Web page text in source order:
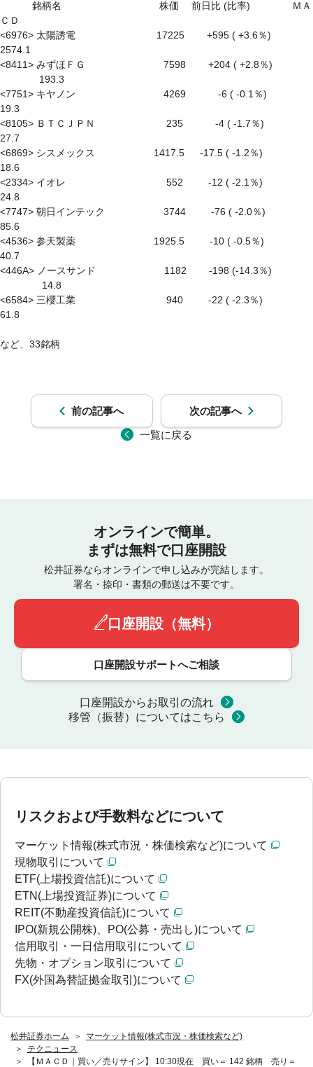
松井証券ホーム
マーケット情報(株式市況・株価検索など)
テクニュース
【ＭＡＣＤ｜買い／売りサイン】 10:30現在 買い＝ 142 銘柄 売り＝
銘柄名　　　　　　　　　　株価　 前日比 (比率)　　　　 ＭＡ
ＣＤ
<6976> 太陽誘電　　　　　　　　 17225　　 +595 ( +3.6％)
2574.1
<8411> みずほＦＧ　　　　　　　　7598　　 +204 ( +2.8％)
193.3
<7751> キヤノン　　　　　　　　　4269　　　 -6 ( -0.1％)
19.3
<8105> ＢＴＣＪＰＮ　　　　　　　 235　　　 -4 ( -1.7％)
27.7
<6869> シスメックス　　　　　　1417.5 　 -17.5 ( -1.2％)
18.6
<2334> イオレ　　　　　　　　　　 552 　　 -12 ( -2.1％)
24.8
<7747> 朝日インテック　　　　　　3744 　　 -76 ( -2.0％)
85.6
<4536> 参天製薬　　　　　　　　1925.5 　　 -10 ( -0.5％)
40.7
<446A> ノースサンド　　　　　　　1182　　 -198 (-14.3％)
14.8
<6584> 三櫻工業　　　　　　　　　 940 　　 -22 ( -2.3％)
61.8
など、33銘柄
前の記事へ
次の記事へ
一覧に戻る
オンラインで簡単。
まずは無料で口座開設
松井証券ならオンラインで申し込みが完結します。
署名・捺印・書類の郵送は不要です。
口座開設（無料）
口座開設サポートへご相談
口座開設からお取引の流れ
移管（振替）についてはこちら
リスクおよび手数料などについて
マーケット情報(株式市況・株価検索など)について
現物取引について
ETF(上場投資信託)について
ETN(上場投資証券)について
REIT(不動産投資信託)について
IPO(新規公開株)、PO(公募・売出し)について
信用取引・一日信用取引について
先物・オプション取引について
FX(外国為替証拠金取引)について